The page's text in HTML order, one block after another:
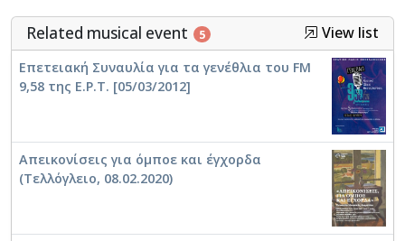
Related musical event 5 View list
Επετειακή Συναυλία για τα γενέθλια του FM
9,58 της Ε.Ρ.Τ. [05/03/2012]
Απεικονίσεις για όμποε και έγχορδα
(Τελλόγλειο, 08.02.2020)